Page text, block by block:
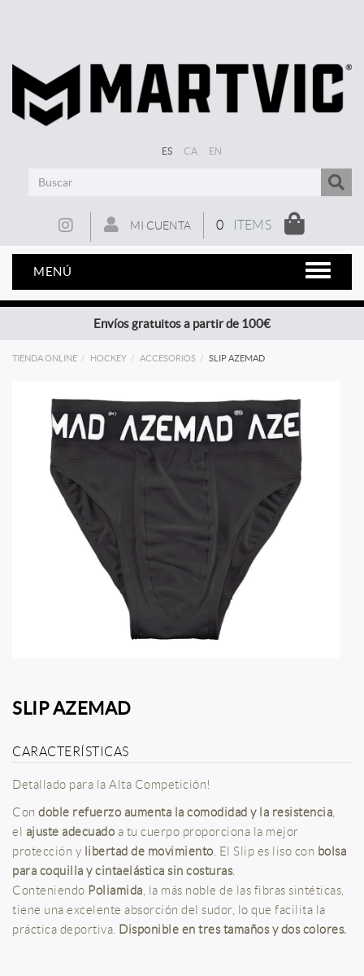
ES CA EN
0 ITEMS
MI CUENTA
MENÚ
Envíos gratuitos a partir de 100€
TIENDA ONLINE HOCKEY ACCESORIOS SLIP AZEMAD
SLIP AZEMAD
CARACTERÍSTICAS
Detallado para la Alta Competición!
Con doble refuerzo aumenta la comodidad y la resistencia,
el ajuste adecuado a tu cuerpo proporciona la mejor
protección y libertad de movimiento. El Slip es liso con bolsa
para coquilla y cintaelástica sin costuras.
Conteniendo Poliamida, la más noble de las fibras sintéticas,
tiene una excelente absorción del sudor, lo que facilita la
práctica deportiva. Disponible en tres tamaños y dos colores.